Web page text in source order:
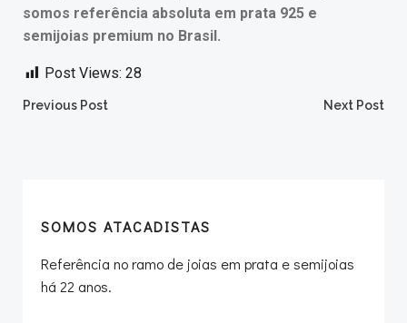
somos referência absoluta em prata 925 e
semijoias premium no Brasil.
Post Views: 28
Post
Previous Post Next Post
SOMOS ATACADISTAS
Referência no ramo de joias em prata e semijoias
há 22 anos.